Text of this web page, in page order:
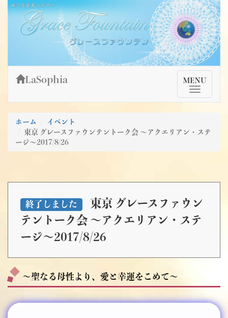
Skip
content
姫乃宮亜美公式サイト～Grace Fountain～
グレースファウンテン
TMenu
MENU
LaSophia
ホーム
イベント
東京 グレースファウンテントーク会 ～アクエリアン・ステ
ージ～2017/8/26
終了しました
東京 グレースファウン
テントーク会 ～アクエリアン・ステ
ージ～2017/8/26
～聖なる母性より、愛と幸運をこめて～